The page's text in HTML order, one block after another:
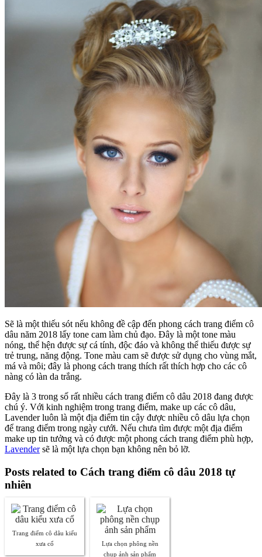
Sẽ là một thiếu sót nếu không đề cập đến phong cách trang điểm cô
dâu năm 2018 lấy tone cam làm chủ đạo. Đây là một tone màu
nóng, thể hện được sự cá tính, độc đáo và không thể thiếu được sự
trẻ trung, năng động. Tone màu cam sẽ được sử dụng cho vùng mắt,
má và môi; đây là phong cách trang thích rất thích hợp cho các cô
nàng có làn da trắng.
Đây là 3 trong số rất nhiều cách trang điểm cô dâu 2018 đang được
chú ý. Với kinh nghiệm trong trang điểm, make up các cô dâu,
Lavender luôn là một địa điểm tin cậy được nhiều cô dâu lựa chọn
để trang điểm trong ngày cưới. Nếu chưa tìm được một địa điểm
make up tin tưởng và có được một phong cách trang điểm phù hợp,
Lavendersẽ là một lựa chọn bạn không nên bỏ lỡ.
Posts related to Cách trang điểm cô dâu 2018 tự
nhiên
Trang điểm cô dâu kiểu
xưa cổ
Lựa chọn phông nền
chụp ảnh sản phẩm